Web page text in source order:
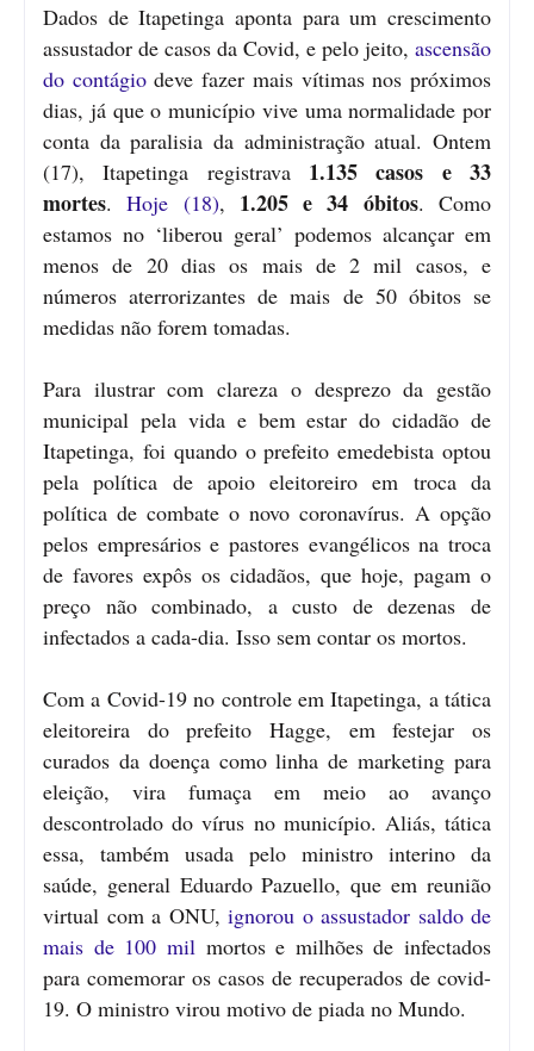
Dados de Itapetinga aponta para um crescimento
assustador de casos da Covid, e pelo jeito, ascensão
do contágiodeve fazer mais vítimas nos próximos
dias, já que o município vive uma normalidade por
conta da paralisia da administração atual. Ontem
(17), Itapetinga registrava 1.135 casos e 33
mortes.Hoje (18), 1.205 e 34 óbitos. Como
estamos no ‘liberou geral’ podemos alcançar em
menos de 20 dias os mais de 2 mil casos, e
números aterrorizantes de mais de 50 óbitos se
medidas não forem tomadas.
Para ilustrar com clareza o desprezo da gestão
municipal pela vida e bem estar do cidadão de
Itapetinga, foi quando o prefeito emedebista optou
pela política de apoio eleitoreiro em troca da
política de combate o novo coronavírus. A opção
pelos empresários e pastores evangélicos na troca
de favores expôs os cidadãos, que hoje, pagam o
preço não combinado, a custo de dezenas de
infectados a cada-dia. Isso sem contar os mortos.
Com a Covid-19 no controle em Itapetinga, a tática
eleitoreira do prefeito Hagge, em festejar os
curados da doença como linha de marketing para
eleição, vira fumaça em meio ao avanço
descontrolado do vírus no município. Aliás, tática
essa, também usada pelo ministro interino da
saúde, general Eduardo Pazuello, que em reunião
virtual com a ONU, ignorou o assustador saldo de
mais de 100 mil mortos e milhões de infectados
para comemorar os casos de recuperados de covid-
19. O ministro virou motivo de piada no Mundo.